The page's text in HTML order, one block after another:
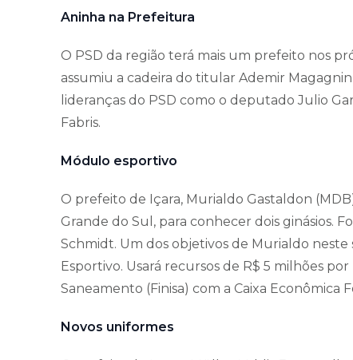
Aninha na Prefeitura
O PSD da região terá mais um prefeito nos
assumiu a cadeira do titular Ademir
lideranças do PSD como o deputado Julio
Fabris.
Módulo esportivo
O prefeito de Içara, Murialdo Gastaldon
Grande do Sul, para conhecer dois ginásios.
Schmidt. Um dos objetivos de Murialdo
Esportivo. Usará recursos de R$ 5 milhões
Saneamento (Finisa) com a Caixa Econômica
Novos uniformes